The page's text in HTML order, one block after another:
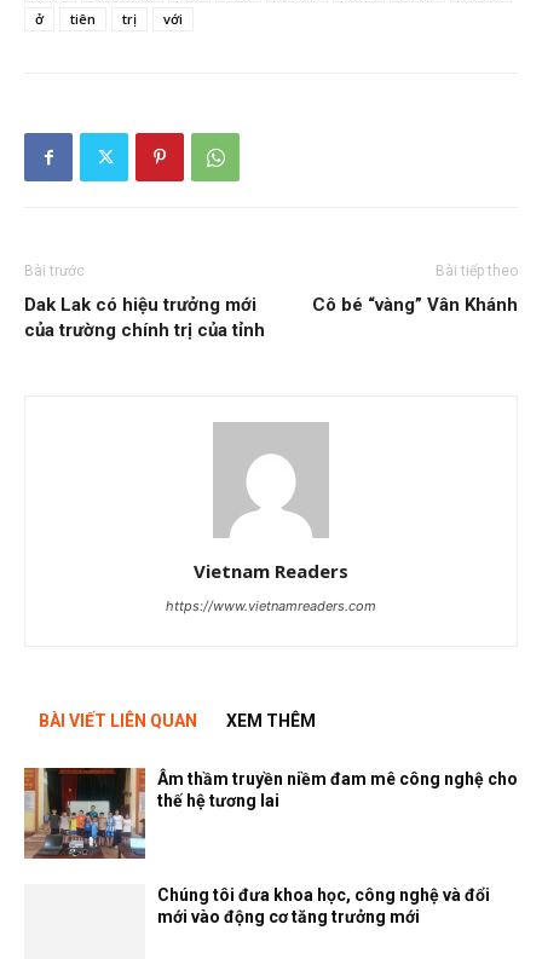
ở
tiên trị với
Bài trước
Dak Lak có hiệu trưởng mới
của trường chính trị của tỉnh
Bài tiếp theo
Cô bé “vàng” Vân Khánh
Vietnam Readers
https://www.vietnamreaders.com
BÀI VIẾT LIÊN QUAN XEM THÊM
Âm thầm truyền niềm đam mê công nghệ cho
thế hệ tương lai
Chúng tôi đưa khoa học, công nghệ và đổi
mới vào động cơ tăng trưởng mới